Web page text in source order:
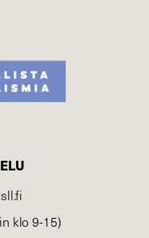
klo 9-15)